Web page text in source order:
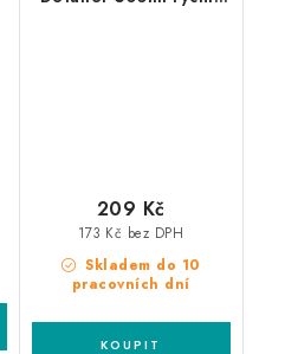
Skladem do 10
pracovních dní
173 Kč bez DPH
209 Kč